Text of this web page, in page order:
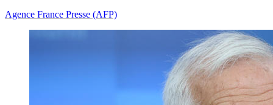
Agence France Presse (AFP)